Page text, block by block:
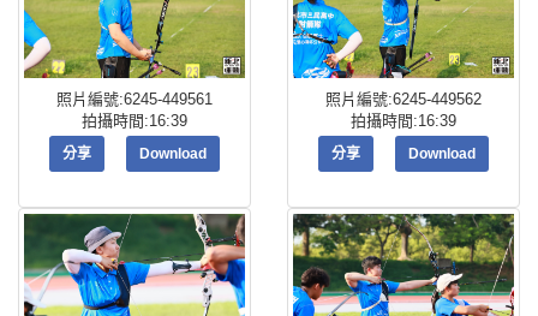
照片編號:6245-449561
拍攝時間:16:39
分享 Download
照片編號:6245-449562
拍攝時間:16:39
分享 Download